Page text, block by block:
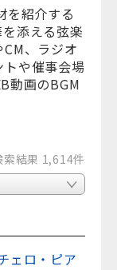
を紹介する
添える弦楽
、ラジオ
や催事会場
動画のBGM
索結果 1,614件
ェロ・ピア